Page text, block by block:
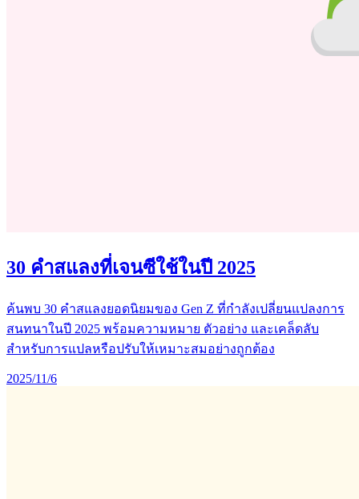
30 คำสแลงที่เจนซีใช้ในปี 2025
ค้นพบ 30 คำสแลงยอดนิยมของ Gen Z ที่กำลังเปลี่ยนแปลงการ
สนทนาในปี 2025 พร้อมความหมาย ตัวอย่าง และเคล็ดลับ
สำหรับการแปลหรือปรับให้เหมาะสมอย่างถูกต้อง
2025/11/6